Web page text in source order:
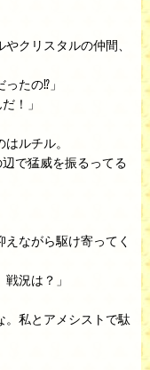
クリスタルの仲間、
たの⁉」
！」
ルチル。
で猛威を振るってる
ながら駆け寄ってく
況は？」
。私とアメシストで駄